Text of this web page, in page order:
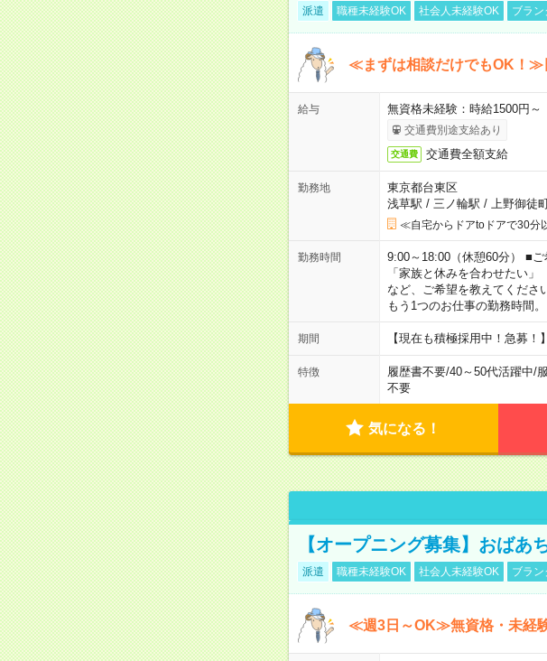
派遣 職種未経験OK 社会人未経験OK ブラン
≪まずは相談だけでもOK！≫
給与 無資格未経験：時給1500円
交通費別途支給あり
交通費 交通費全額支給
勤務地
東京都台東区
浅草駅 / 三ノ輪駅 / 上野御徒
≪自宅からドアtoドアで30分
勤務時間
9:00～18:00（休憩60分） ■
「家族と休みを合わせたい
など、ご希望を教えてくださ
もう1つのお仕事の勤務時間
期間 【現在も積極採用中！急募
特徴 履歴書不要/40～50代活躍中/
不要
気になる！
【オープニング募集】おばあ
派遣 職種未経験OK 社会人未経験OK ブラン
≪週3日～OK≫無資格・未経